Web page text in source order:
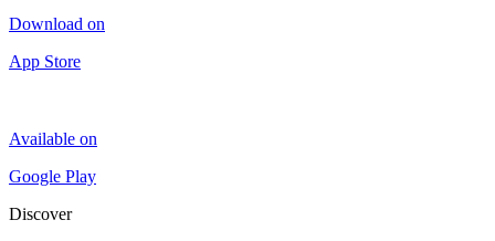
Download on
App Store
Available on
Google Play
Discover